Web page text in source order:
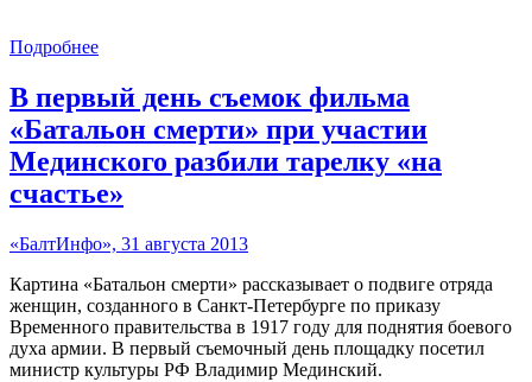
Подробнее
В первый день съемок фильма
«Батальон смерти» при участии
Мединского разбили тарелку «на
счастье»
«БалтИнфо», 31 августа 2013
Картина «Батальон смерти» рассказывает о подвиге отряда
женщин, созданного в Санкт-Петербурге по приказу
Временного правительства в 1917 году для поднятия боевого
духа армии. В первый съемочный день площадку посетил
министр культуры РФ Владимир Мединский.